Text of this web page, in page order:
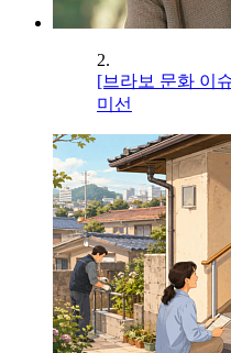
2.
[브라보 문화 이
미선